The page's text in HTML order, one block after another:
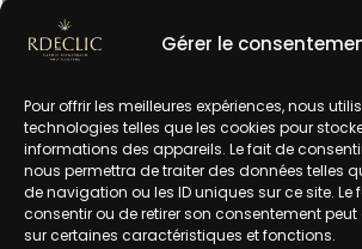
Gérer le
Pour offrir les meilleures expériences, nous
technologies telles que les cookies pour
informations des appareils. Le fait de
nous permettra de traiter des données telles
de navigation ou les ID uniques sur ce site. Le
consentir ou de retirer son consentement
sur certaines caractéristiques et fonctions.